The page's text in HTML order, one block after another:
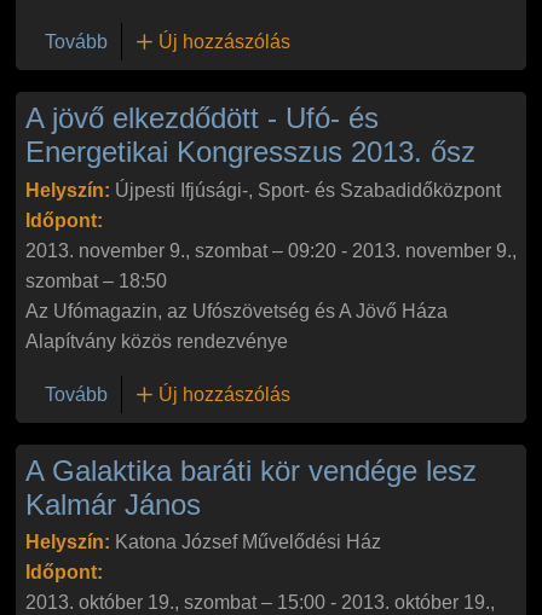
Tovább(25 éves a gyomaendrődi Galaktika Baráti Kör)
Új hozzászólás
A jövő elkezdődött - Ufó- és
Energetikai Kongresszus 2013. ősz
Helyszín: Újpesti Ifjúsági-, Sport- és Szabadidőközpont
Időpont:
2013. november 9., szombat – 09:20 - 2013. november 9.,
szombat – 18:50
Az Ufómagazin, az Ufószövetség és A Jövő Háza
Alapítvány közös rendezvénye
Tovább(A jövő elkezdődött - Ufó- és Energetikai
Új hozzászólás
A Galaktika baráti kör vendége lesz
Kalmár János
Helyszín: Katona József Művelődési Ház
Időpont:
2013. október 19., szombat – 15:00 - 2013. október 19.,